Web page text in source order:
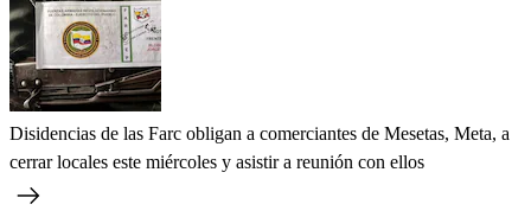
Disidencias de las Farc obligan a comerciantes de Mesetas, Meta, a
cerrar locales este miércoles y asistir a reunión con ellos